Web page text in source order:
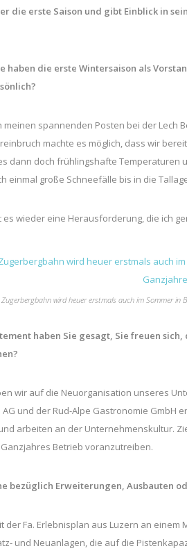
die erste Saison und gibt Einblick in
haben die erste Wintersaison als
meinen spannenden Posten bei der
machte es möglich, dass wir
dann doch frühlingshafte Temperaturen
einmal große Schneefälle bis in die
es wieder eine Herausforderung, die ich
wird heuer erstmals auch im Sommer
haben Sie gesagt, Sie freuen
wir auf die Neuorganisation unseres
und der Rud-Alpe Gastronomie GmbH
arbeiten an der Unternehmenskultur.
Betrieb voranzutreiben.
bezüglich Erweiterungen, Ausbauten
der Fa. Erlebnisplan aus Luzern an
und Neuanlagen, die auf die